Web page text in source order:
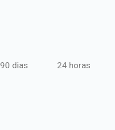
90 dias 24 horas